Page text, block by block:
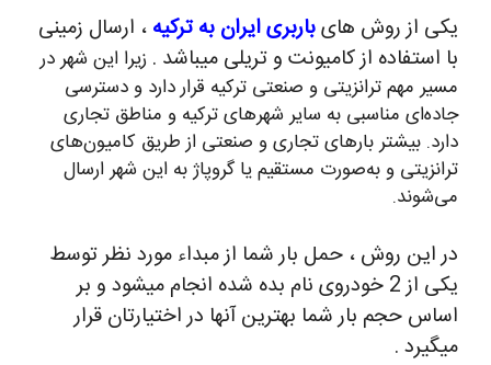
یکی از روش هایباربری ایران به ترکیه ، ارسال زمینی
با استفاده از کامیونت و تریلی میباشد . زیرا این شهر در
مسیر مهم ترانزیتی و صنعتی ترکیه قرار دارد و دسترسی
جاده‌ای مناسبی به سایر شهرهای ترکیه و مناطق تجاری
دارد. بیشتر بارهای تجاری و صنعتی از طریق کامیون‌های
ترانزیتی و به‌صورت مستقیم یا گروپاژ به این شهر ارسال
می‌شوند.
در این روش ، حمل بار شما از مبداء مورد نظر توسط
یکی از 2 خودروی نام بده شده انجام میشود و بر
اساس حجم بار شما بهترین آنها در اختیارتان قرار
میگیرد .